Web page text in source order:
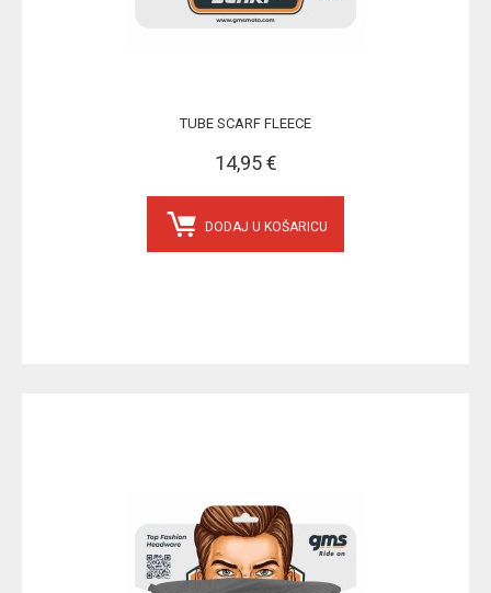
TUBE SCARF FLEECE
14,95 €
DODAJ U KOŠARICU